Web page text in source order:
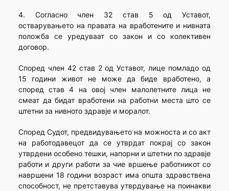
4. Согласно член 32 став 5 од Уставот,
остварувањето на правата на вработените и нивната
положба се уредуваат со закон и со колективен
договор.
Според член 42 став 2 од Уставот, лице помладо од
15 години живот не може да биде вработено, а
според став 4 на овој член малолетните лица не
смеат да бидат вработени на работни места што се
штетни за нивното здравје и моралот.
Според Судот, предвидувањето на можноста и со акт
на работодавецот да се утврдат покрај со закон
утврдени особено тешки, напорни и штетни по здравје
работи и други работи за чие вршење работникот со
навршени 18 години возраст има општа здравствена
способност, не претставува утврдување на поинакви